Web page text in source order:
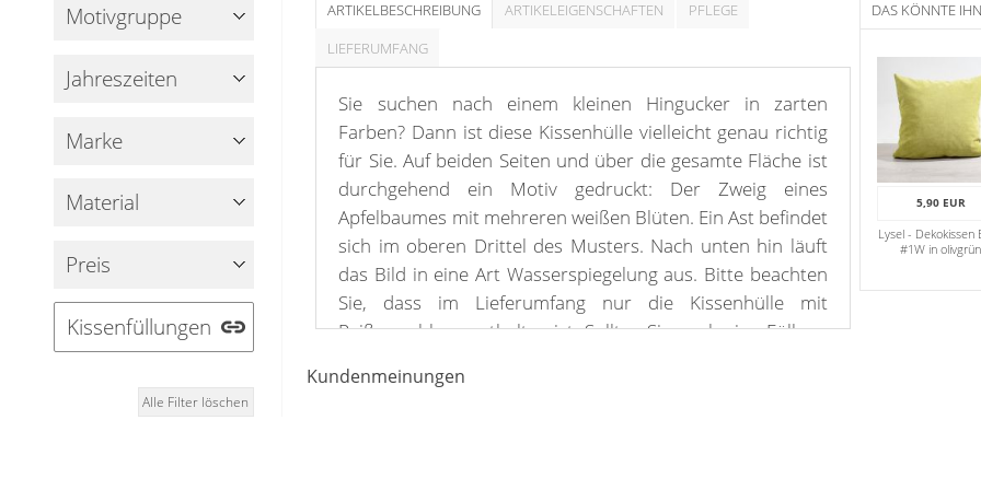
Stoffe
Panneaux
Motivgruppe
Jahreszeiten
Marke
Material
Preis
Kissenfüllungen
Alle Filter löschen
ARTIKELBESCHREIBUNG ARTIKELEIGENSCHAFTEN
PFLEGE
LIEFERUMFANG
Sie suchen nach einem kleinen Hingucker in zarten
Farben? Dann ist diese Kissenhülle vielleicht genau richtig
für Sie. Auf beiden Seiten und über die gesamte Fläche ist
durchgehend ein Motiv gedruckt: Der Zweig eines
Apfelbaumes mit mehreren weißen Blüten. Ein Ast befindet
sich im oberen Drittel des Musters. Nach unten hin läuft
das Bild in eine Art Wasserspiegelung aus. Bitte beachten
Sie, dass im Lieferumfang nur die Kissenhülle mit
Reißverschluss enthalten ist. Sollten Sie noch eine Füllung
Sortiment. Um Ihren neuen Bezug lange schön zu halten,
DAS KÖNNTE
5,90 EUR
Lysel - Dekokissen
#1W in olivgrün
Kundenmeinungen